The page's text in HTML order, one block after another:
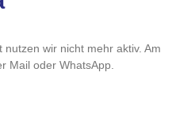
wir nicht mehr aktiv. Am
Mail oder WhatsApp.